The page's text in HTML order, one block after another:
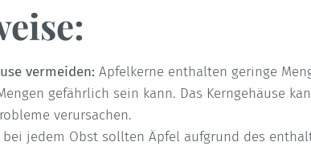
vermeiden: Apfelkerne enthalten geringe
gefährlich sein kann. Das Kerngehäuse
verursachen.
bei jedem Obst sollten Äpfel aufgrund des